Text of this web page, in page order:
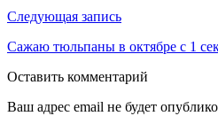
Следующая запись
Сажаю тюльпаны в октябре с 1
Оставить комментарий
Ваш адрес email не будет